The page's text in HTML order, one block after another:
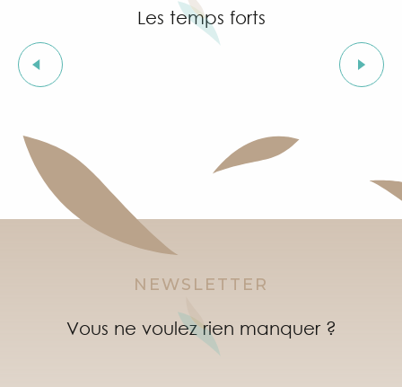
Exposition d'art tribal Gond "Jungle indienne" par
Grimaud Art Urbain - Festival de street art
Visite guidée du village de Grimaud (guide privée)
Exposition "Le château de Grimaud"
"SOS Cartel Radio" à l'After Beach
Les temps forts
NEWSLETTER
Vous ne voulez rien manquer ?